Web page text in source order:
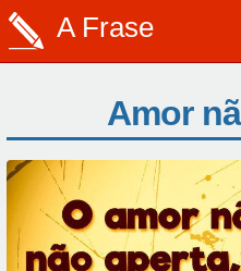
A Frase
Amor